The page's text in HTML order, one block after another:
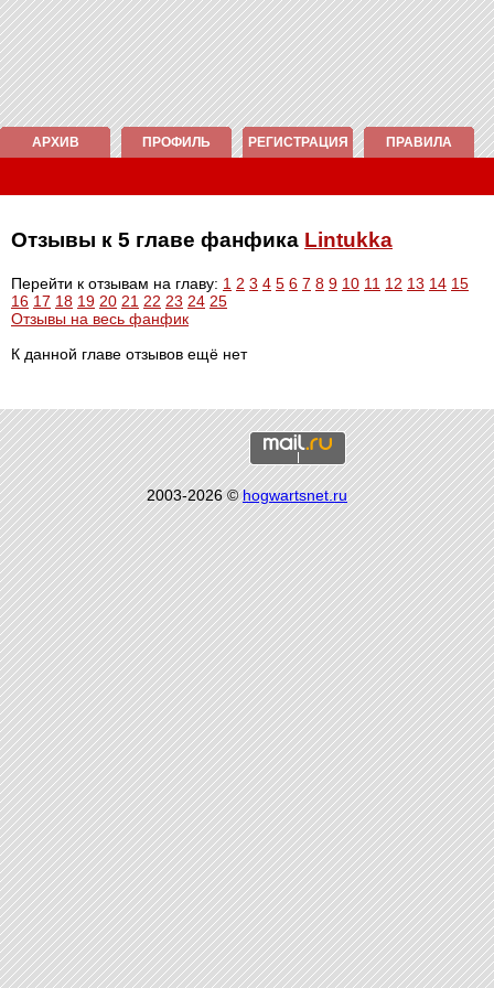
АРХИВ ПРОФИЛЬ РЕГИСТРАЦИЯ ПРАВИЛА
Отзывы к 5 главе фанфика Lintukka
Перейти к отзывам на главу: 1 2 3 4 5 6 7 8 9 10 11 12 13 14 15
16 17 18 19 20 21 22 23 24 25
Отзывы на весь фанфик
К данной главе отзывов ещё нет
2003-2026 ©hogwartsnet.ru